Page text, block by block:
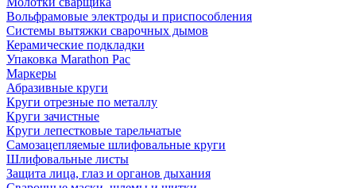
Вольфрамовые электроды и приспособления
Системы вытяжки сварочных дымов
Керамические подкладки
Упаковка Marathon Pac
Маркеры
Абразивные круги
Круги отрезные по металлу
Круги зачистные
Круги лепестковые тарельчатые
Самозацепляемые шлифовальные круги
Шлифовальные листы
Защита лица, глаз и органов дыхания